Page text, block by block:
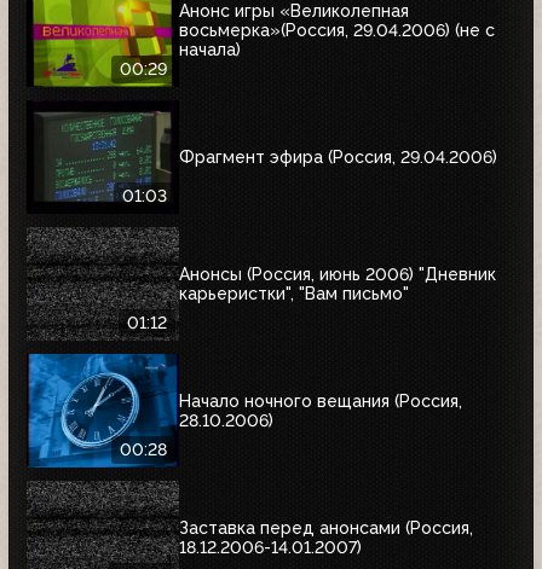
00:29
Анонс игры «Великолепная
восьмерка»(Россия, 29.04.2006) (не с
начала)
01:03
Фрагмент эфира (Россия, 29.04.2006)
01:12
Анонсы (Россия, июнь 2006) "Дневник
карьеристки", "Вам письмо"
00:28
Начало ночного вещания (Россия,
28.10.2006)
Заставка перед анонсами (Россия,
18.12.2006-14.01.2007)